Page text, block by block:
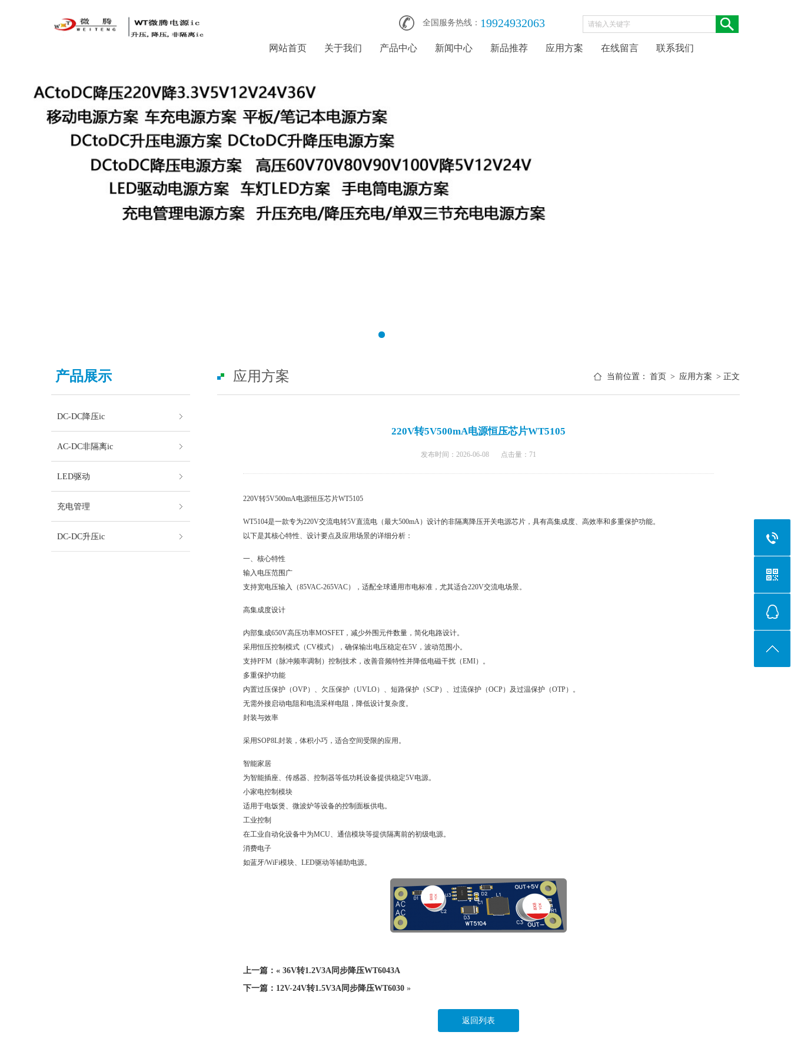
全国服务热线： 19924932063
网站首页 关于我们 产品中心 新闻中心 新品推荐 应用方案 在线留言 联系我们
产品展示
DC-DC降压ic
AC-DC非隔离ic
LED驱动
充电管理
DC-DC升压ic
当前位置： 首页 > 应用方案 > 正文
应用方案
220V转5V500mA电源恒压芯片WT5105
发布时间：2026-06-08 点击量： 71
220V转5V500mA电源恒压芯片WT5105
WT5104是一款专为220V交流电转5V直流电（最大500mA）设计的非隔离降压开关电源芯片，具有高集成度、高效率和多重保护功能。
以下是其核心特性、设计要点及应用场景的详细分析：
一、核心特性
输入电压范围广
支持宽电压输入（85VAC-265VAC），适配全球通用市电标准，尤其适合220V交流电场景。
高集成度设计
内部集成650V高压功率MOSFET，减少外围元件数量，简化电路设计。
采用恒压控制模式（CV模式），确保输出电压稳定在5V，波动范围小。
支持PFM（脉冲频率调制）控制技术，改善音频特性并降低电磁干扰（EMI）。
多重保护功能
内置过压保护（OVP）、欠压保护（UVLO）、短路保护（SCP）、过流保护（OCP）及过温保护（OTP）。
无需外接启动电阻和电流采样电阻，降低设计复杂度。
封装与效率
采用SOP8L封装，体积小巧，适合空间受限的应用。
智能家居
为智能插座、传感器、控制器等低功耗设备提供稳定5V电源。
小家电控制模块
适用于电饭煲、微波炉等设备的控制面板供电。
工业控制
在工业自动化设备中为MCU、通信模块等提供隔离前的初级电源。
消费电子
如蓝牙/WiFi模块、LED驱动等辅助电源。
上一篇：«36V转1.2V3A同步降压WT6043A
下一篇： 12V-24V转1.5V3A同步降压WT6030 »
返回列表